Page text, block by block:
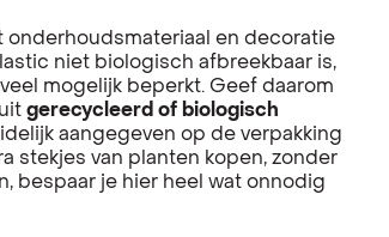
onderhoudsmateriaal en decoratie
niet biologisch afbreekbaar is,
mogelijk beperkt. Geef daarom
gerecycleerd of biologisch
aangegeven op de verpakking
stekjes van planten kopen, zonder
bespaar je hier heel wat onnodig